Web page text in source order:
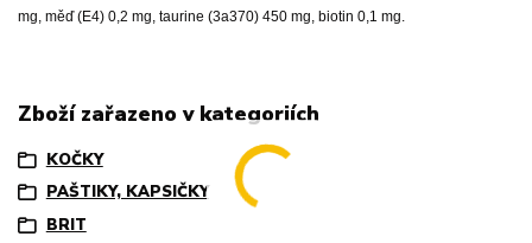
mg, měď (E4) 0,2 mg, taurine (3a370) 450 mg, biotin 0,1 mg.
Zboží zařazeno v kategoriích
KOČKY
PAŠTIKY, KAPSIČKY
BRIT